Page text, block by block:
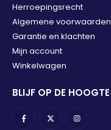
Herroepingsrecht
Algemene voorwaarden
Garantie en klachten
Mijn account
Winkelwagen
BLIJF OP DE HOOGTE